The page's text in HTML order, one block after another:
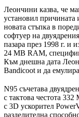
Леончини казва, че
установил
новата стъпка в
софтуер на
пазара през 1998 г. и
24 MB RAM,
Към днешна дата
Bandicoot и да емулира
N95 съчетава
с тактова честота
с 3D ускорител
разделителна